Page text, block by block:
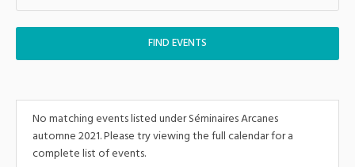
Event
Views
Navigation
No matching events listed under Séminaires Arcanes
automne 2021. Please try viewing the full calendar for a
complete list of events.